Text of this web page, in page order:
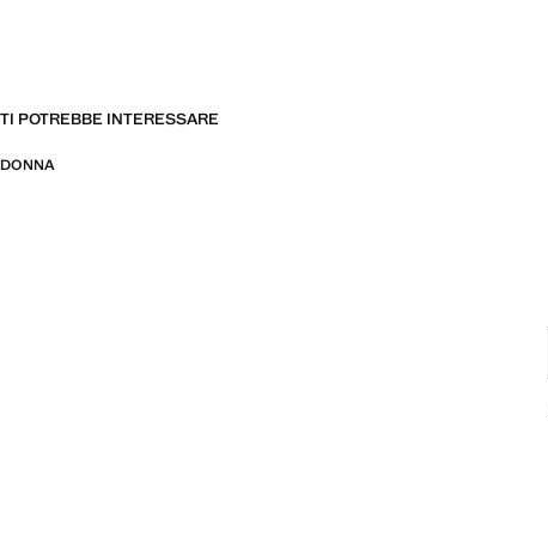
TI POTREBBE INTERESSARE
DONNA